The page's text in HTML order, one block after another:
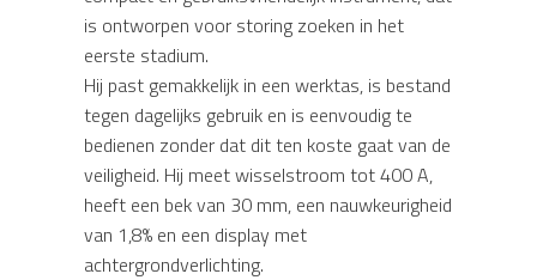
is ontworpen voor storing zoeken in het
eerste stadium.
Hij past gemakkelijk in een werktas, is bestand
tegen dagelijks gebruik en is eenvoudig te
bedienen zonder dat dit ten koste gaat van de
veiligheid. Hij meet wisselstroom tot 400 A,
heeft een bek van 30 mm, een nauwkeurigheid
van 1,8% en een display met
achtergrondverlichting.